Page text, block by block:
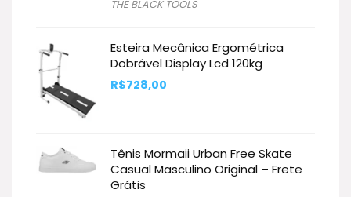
THE BLACK TOOLS
Esteira Mecânica Ergométrica
Dobrável Display Lcd 120kg
R$728,00
Tênis Mormaii Urban Free Skate
Casual Masculino Original – Frete
Grátis